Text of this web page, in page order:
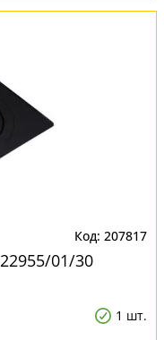
207817
01/30
1 шт.